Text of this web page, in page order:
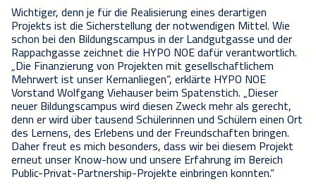
Wichtiger, denn je für die Realisierung eines derartigen
Projekts ist die Sicherstellung der notwendigen Mittel. Wie
schon bei den Bildungscampus in derLandgutgasse und der
Rappachgasse zeichnet die HYPO NOE dafür verantwortlich.
„Die Finanzierung von Projekten mit gesellschaftlichem
Mehrwert ist unser Kernanliegen“, erklärte HYPO NOE
Vorstand Wolfgang Viehauser beim Spatenstich. „Dieser
neuer Bildungscampus wird diesen Zweck mehr als gerecht,
denn er wird über tausend Schülerinnen und Schülern einen Ort
des Lernens, des Erlebens und der Freundschaften bringen.
Daher freut es mich besonders, dass wir bei diesem Projekt
erneut unser Know-how und unsere Erfahrung im Bereich
Public-Privat-Partnership-Projekte einbringen konnten.“